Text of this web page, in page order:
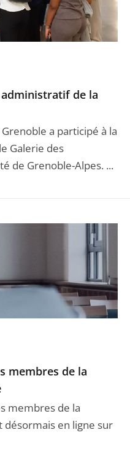
de la
a participé à la
Galerie des
de Grenoble-Alpes. ...
membres de la
membres de la
en ligne sur